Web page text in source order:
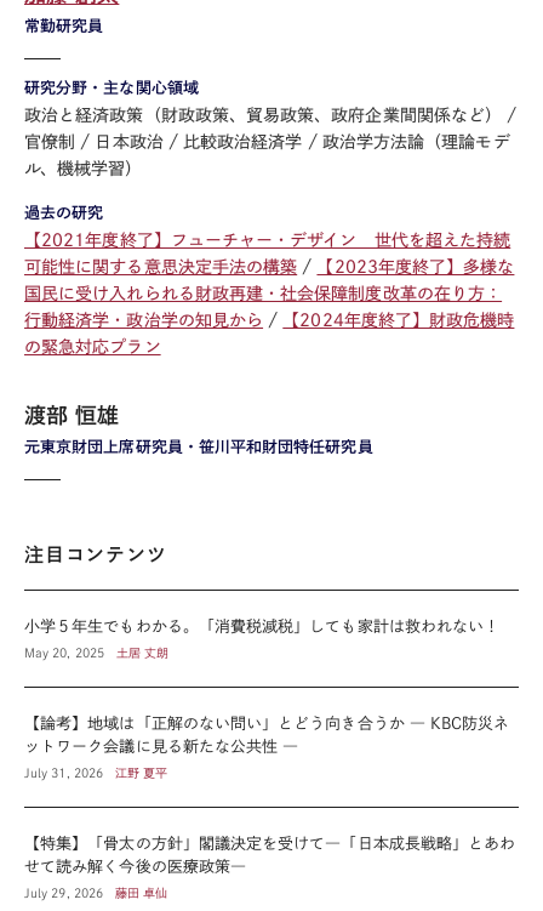
常勤研究員
研究分野・主な関心領域
政治と経済政策（財政政策、貿易政策、政府企業間関係など）
官僚制
日本政治 比較政治経済学
政治学方法論（理論モデ
ル、機械学習）
過去の研究
【2021年度終了】フューチャー・デザイン 世代を超えた持続
可能性に関する意思決定手法の構築
【2023年度終了】多様な
国民に受け入れられる財政再建・社会保障制度改革の在り方：
行動経済学・政治学の知見から
【2024年度終了】財政危機時
の緊急対応プラン
元東京財団上席研究員・笹川平和財団特任研究員
渡部 恒雄
注目コンテンツ
小学５年生でもわかる。「消費税減税」しても家計は救われない！
May 20, 2025 土居 丈朗
【論考】地域は「正解のない問い」とどう向き合うか ― KBC防災ネ
ットワーク会議に見る新たな公共性 ―
July 31, 2026 江野 夏平
【特集】「骨太の方針」閣議決定を受けて―「日本成長戦略」とあわ
せて読み解く今後の医療政策―
July 29, 2026 藤田 卓仙